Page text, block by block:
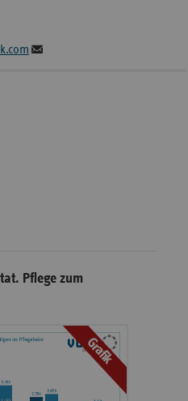
Pflege zum
Grafik